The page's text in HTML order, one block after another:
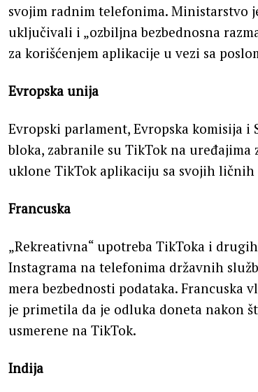
svojim radnim telefonima. Ministarstvo
uključivali i „ozbiljna bezbednosna
za korišćenjem aplikacije u vezi sa
Evropska unija
Evropski parlament, Evropska komisija
bloka, zabranile su TikTok na uređajima
uklone TikTok aplikaciju sa svojih ličnih
Francuska
„Rekreativna“ upotreba TikToka i
Instagrama na telefonima državnih
mera bezbednosti podataka. Francuska
je primetila da je odluka doneta nakon
usmerene na TikTok.
Indija